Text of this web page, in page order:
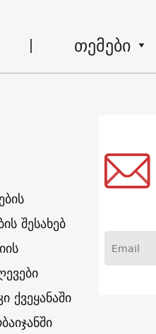
თემები
შესახებ
ქვეყანაში